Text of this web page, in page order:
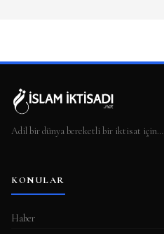
Adil bir dünya bereketli bir iktisat için…
KONULAR
Haber